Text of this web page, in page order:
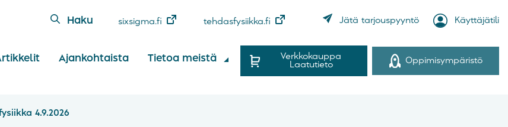
Haku sixsigma.fi tehdasfysiikka.fi Jätä tarjouspyyntö Käyttäjätili
Ajankohtaista Tietoa meistä
Verkkokauppa
Laatutieto
Oppimisympäristö
4.9.2026